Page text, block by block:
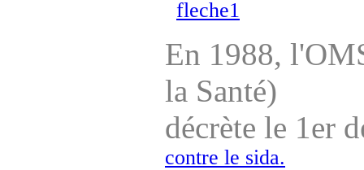
En 1988,
la Santé)
décrète le 1er
contre le sida.